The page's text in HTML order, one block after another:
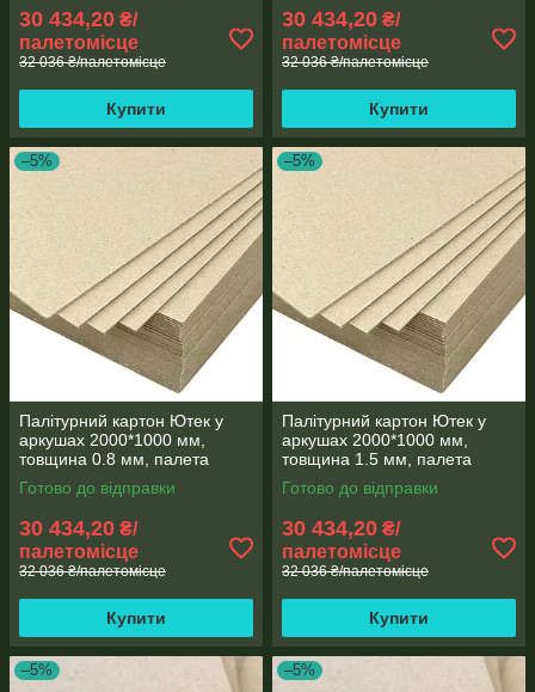
30 434,20 ₴/
палетомісце
32 036 ₴/палетомісце
Купити
30 434,20 ₴/
палетомісце
32 036 ₴/палетомісце
Купити
–5%
Палітурний картон Ютек у
аркушах 2000*1000 мм,
товщина 0.8 мм, палета
500кг (КПЛ-2000*1000-
0.8/500-1)
Готово до відправки
30 434,20 ₴/
палетомісце
32 036 ₴/палетомісце
Купити
–5%
Палітурний картон Ютек у
аркушах 2000*1000 мм,
товщина 1.5 мм, палета
500кг (КПЛ-2000*1000-
1.5/500-1)
Готово до відправки
30 434,20 ₴/
палетомісце
32 036 ₴/палетомісце
Купити
–5% –5%